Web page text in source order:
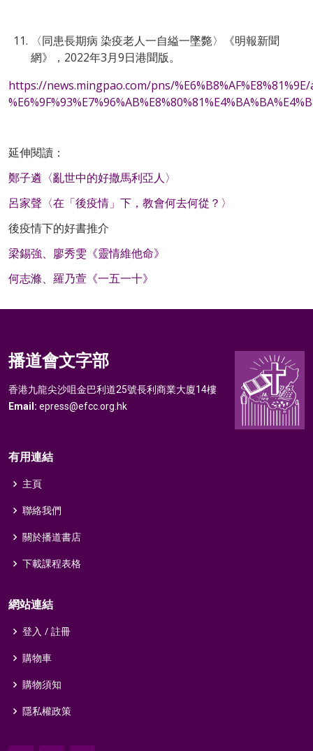
〈同患長期病 染疫老人一自縊一墜斃〉《明報新聞
網》，2022年3月9日港聞版。
https://news.mingpao.com/pns/
延伸閱讀：
鄭子遴〈亂世中的好撒馬利亞人〉
呂家聲〈在「後疫情」下，教會何去何從？〉
後疫情下的好書推介
梁錫強、廖秀雯《靈情維他命》
何志滌、羅乃萱《一五一十》
播道會文字部
香港九龍尖沙咀金巴利道25號長利商業大廈14樓
Email: epress@efcc.org.hk
有用連結
主頁
聯絡我們
關於播道書店
下載課程表格
網站連結
登入 / 註冊
購物車
購物須知
隱私權政策